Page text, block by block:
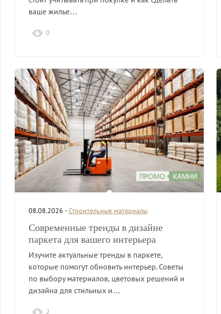
ваше жилье…
0
08.08.2026 -Строительные материалы
Современные тренды в дизайне
паркета для вашего интерьера
Изучите актуальные тренды в паркете,
которые помогут обновить интерьер. Советы
по выбору материалов, цветовых решений и
дизайна для стильных и…
2